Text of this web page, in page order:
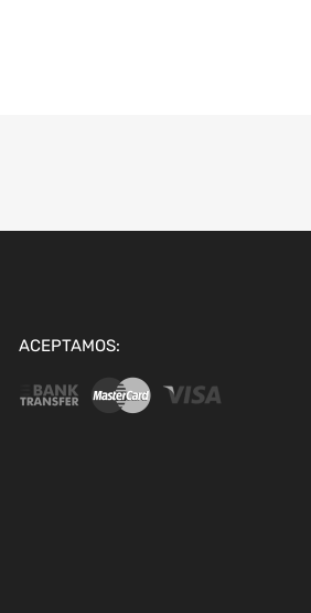
ACEPTAMOS: